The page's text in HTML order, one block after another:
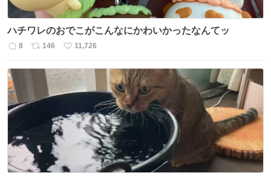
ハチワレのおでこがこんなにかわいかったなんてッ
返
数
8
リ
ス
ト
数
146
い
ね
数
11,726